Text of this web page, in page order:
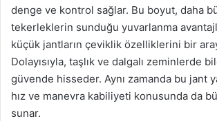
denge ve kontrol sağlar. Bu boyut, daha
tekerleklerin sunduğu yuvarlanma
küçük jantların çeviklik özelliklerini bir
Dolayısıyla, taşlık ve dalgalı zeminlerde
güvende hisseder. Aynı zamanda bu jant
hız ve manevra kabiliyeti konusunda da
sunar.